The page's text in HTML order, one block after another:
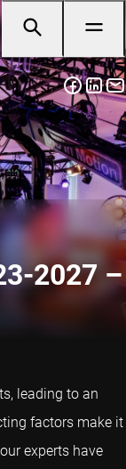
2027 –
leading to an
factors make it
experts have